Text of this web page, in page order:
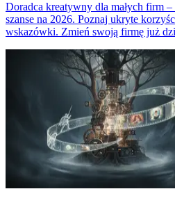
Doradca kreatywny dla małych firm
szanse na 2026. Poznaj ukryte
wskazówki. Zmień swoją firmę już